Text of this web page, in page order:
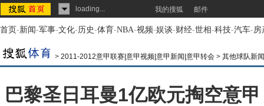
loading... 我的搜狐 邮件
首页-新闻-军事-文化-历史-体育-NBA-视频-娱谈-财经-世相-科技-汽车-房
> 2011-2012意甲联赛|意甲视频|意甲新闻|意甲转会 > 其他球队新闻
巴黎圣日耳曼1亿欧元掏空意